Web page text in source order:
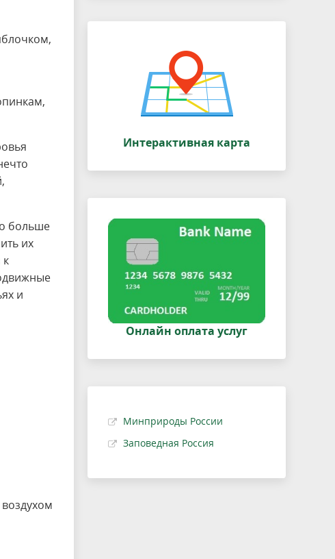
больше
их
к
и
Интерактивная карта
Онлайн оплата услуг
Минприроды России
Заповедная Россия